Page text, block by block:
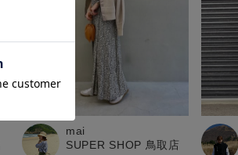
mai
SUPER SHOP 鳥取店